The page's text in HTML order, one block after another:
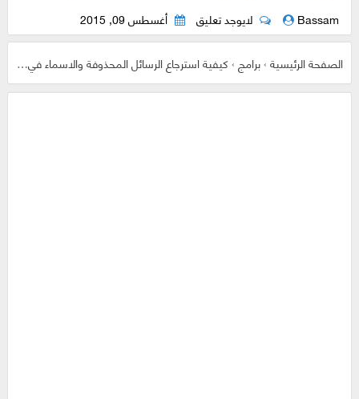
Bassam لايوجد تعليق أغسطس 09, 2015
الصفحة الرئيسية›برامج›كيفية استرجاع الرسائل المحذوفة والاسماء في الاندرويد